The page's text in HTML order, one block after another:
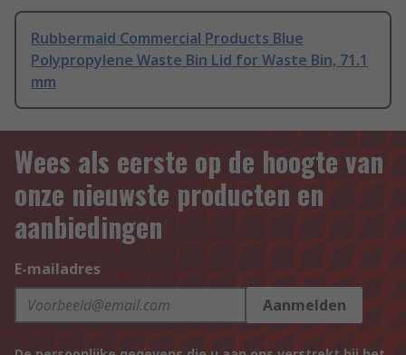
Rubbermaid Commercial Products Blue
Polypropylene Waste Bin Lid for Waste Bin, 71.1
mm
Wees als eerste op de hoogte van
onze nieuwste producten en
aanbiedingen
E-mailadres
Aanmelden